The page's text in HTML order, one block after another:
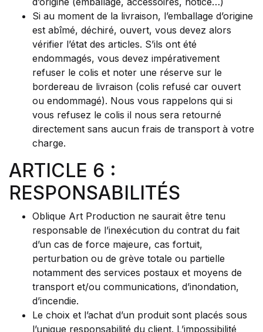
Si au moment de la livraison, l’emballage d’origine
est abîmé, déchiré, ouvert, vous devez alors
vérifier l’état des articles. S’ils ont été
endommagés, vous devez impérativement
refuser le colis et noter une réserve sur le
bordereau de livraison (colis refusé car ouvert
ou endommagé). Nous vous rappelons qui si
vous refusez le colis il nous sera retourné
directement sans aucun frais de transport à votre
charge.
ARTICLE 6 :
RESPONSABILITÉS
Oblique Art Production ne saurait être tenu
responsable de l’inexécution du contrat du fait
d’un cas de force majeure, cas fortuit,
perturbation ou de grève totale ou partielle
notamment des services postaux et moyens de
transport et/ou communications, d’inondation,
d’incendie.
Le choix et l’achat d’un produit sont placés sous
l’unique responsabilité du client. L’impossibilité